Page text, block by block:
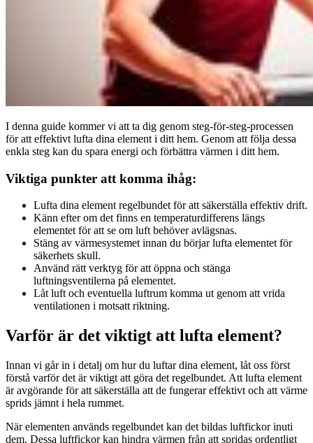
I denna guide kommer vi att ta dig genom steg-för-steg-processen
för att effektivt lufta dina element i ditt hem. Genom att följa dessa
enkla steg kan du spara energi och förbättra värmen i ditt hem.
Viktiga punkter att komma ihåg:
Lufta dina element regelbundet för att säkerställa effektiv drift.
Känn efter om det finns en temperaturdifferens längs
elementet för att se om luft behöver avlägsnas.
Stäng av värmesystemet innan du börjar lufta elementet för
säkerhets skull.
Använd rätt verktyg för att öppna och stänga
luftningsventilerna på elementet.
Låt luft och eventuella luftrum komma ut genom att vrida
ventilationen i motsatt riktning.
Varför är det viktigt att lufta element?
Innan vi går in i detalj om hur du luftar dina element, låt oss först
förstå varför det är viktigt att göra det regelbundet. Att lufta element
är avgörande för att säkerställa att de fungerar effektivt och att värme
sprids jämnt i hela rummet.
När elementen används regelbundet kan det bildas luftfickor inuti
dem. Dessa luftfickor kan hindra värmen från att spridas ordentligt